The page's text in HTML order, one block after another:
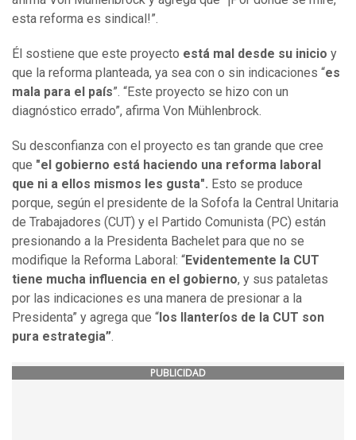
esta reforma es sindical!”.
Él sostiene que este proyecto está mal desde su inicio y
que la reforma planteada, ya sea con o sin indicaciones “es
mala para el país”. “Este proyecto se hizo con un
diagnóstico errado”, afirma Von Mühlenbrock.
Su desconfianza con el proyecto es tan grande que cree
que "el gobierno está haciendo una reforma laboral
que ni a ellos mismos les gusta". Esto se produce
porque, según el presidente de la Sofofa la Central Unitaria
de Trabajadores (CUT) y el Partido Comunista (PC) están
presionando a la Presidenta Bachelet para que no se
modifique la Reforma Laboral: “Evidentemente la CUT
tiene mucha influencia en el gobierno, y sus pataletas
por las indicaciones es una manera de presionar a la
Presidenta” y agrega que “ los llanteríos de la CUT son
pura estrategia”.
PUBLICIDAD